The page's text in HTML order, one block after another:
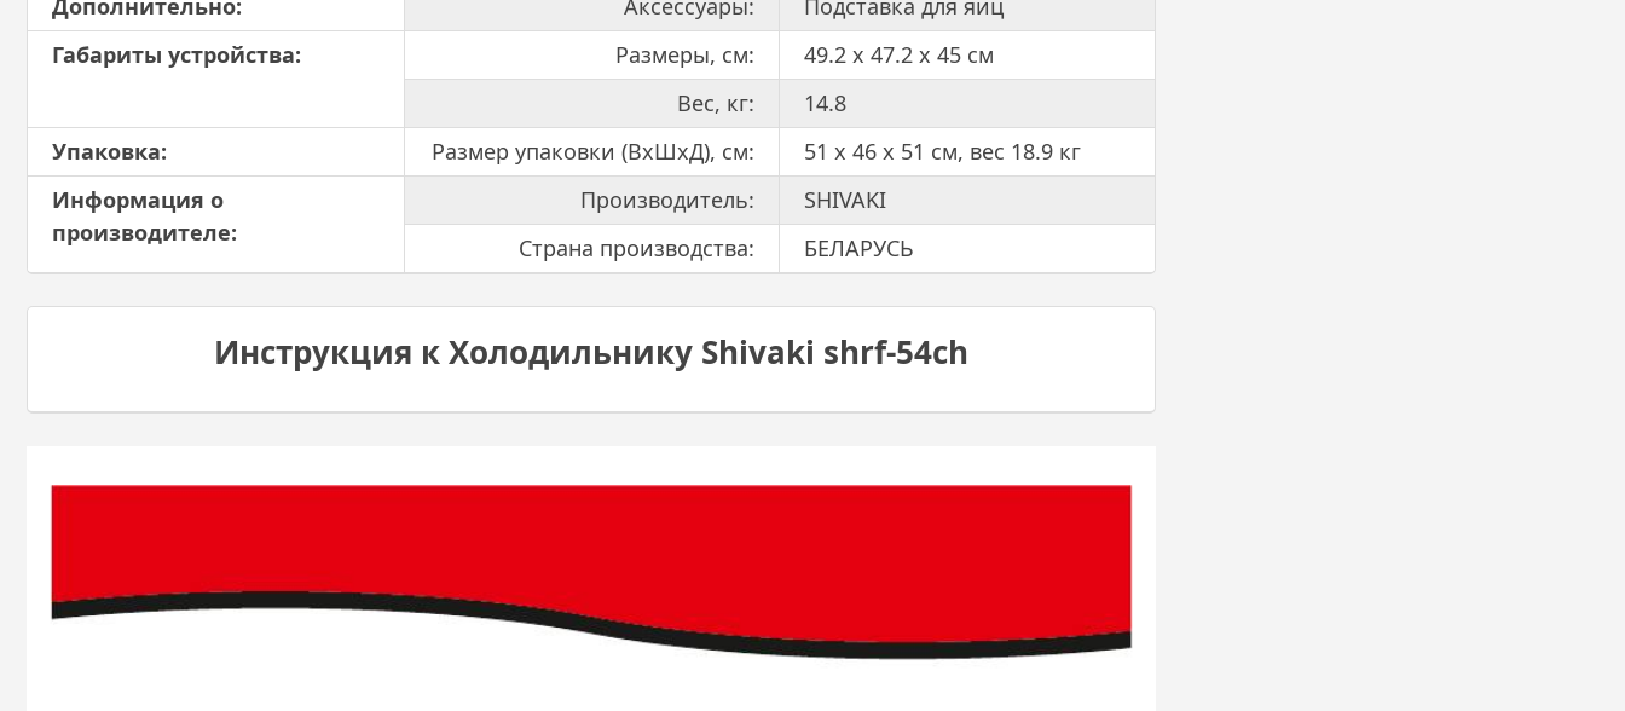
Дополнительно:
Аксессуары:
Подставка для яиц
Габариты устройства:
Размеры, см:
49.2 x 47.2 x 45 см
Вес, кг:
14.8
Упаковка:
Размер упаковки (ВхШхД), см:
51 x 46 x 51 см, вес 18.9 кг
Информация о
производителе:
Производитель:
SHIVAKI
Страна производства:
БЕЛАРУСЬ
Инструкция к Холодильнику Shivaki shrf-54ch